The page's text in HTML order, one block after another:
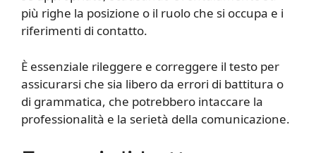
più righe la posizione o il ruolo che si occupa e i
riferimenti di contatto.
È essenziale rileggere e correggere il testo per
assicurarsi che sia libero da errori di battitura o
di grammatica, che potrebbero intaccare la
professionalità e la serietà della comunicazione.